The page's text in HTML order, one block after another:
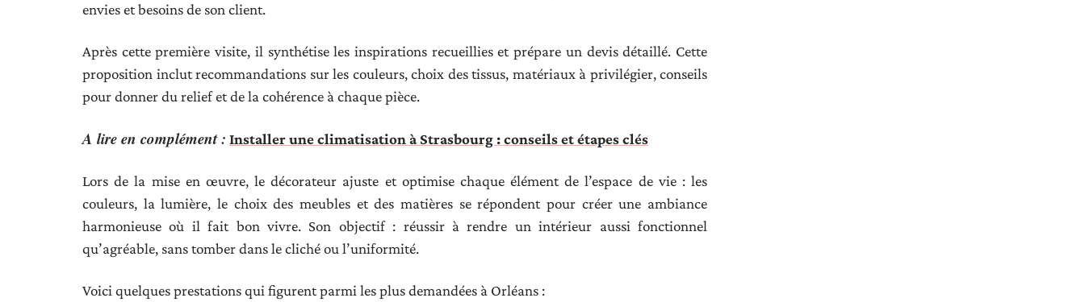
envies et besoins de son client.
Après cette première visite, il synthétise les inspirations recueillies et prépare un devis détaillé. Cette
proposition inclut recommandations sur les couleurs, choix des tissus, matériaux à privilégier, conseils
pour donner du relief et de la cohérence à chaque pièce.
A lire en complément : Installer une climatisation à Strasbourg : conseils et étapes clés
Lors de la mise en œuvre, le décorateur ajuste et optimise chaque élément de l’espace de vie : les
couleurs, la lumière, le choix des meubles et des matières se répondent pour créer une ambiance
harmonieuse où il fait bon vivre. Son objectif : réussir à rendre un intérieur aussi fonctionnel
qu’agréable, sans tomber dans le cliché ou l’uniformité.
Voici quelques prestations qui figurent parmi les plus demandées à Orléans :